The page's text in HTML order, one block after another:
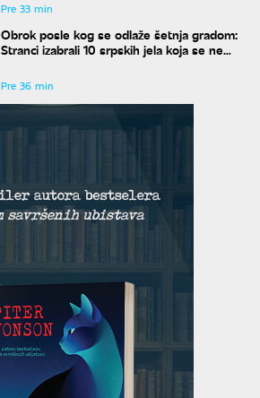
Pre 33 min
Obrok posle kog se odlaže šetnja gradom:
Stranci izabrali 10 srpskih jela koja se ne
Pre 36 min